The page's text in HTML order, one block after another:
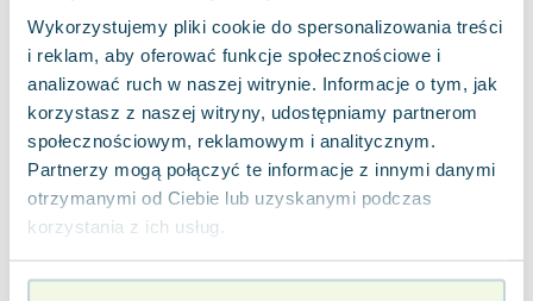
Wykorzystujemy pliki cookie do spersonalizowania treści
i reklam, aby oferować funkcje społecznościowe i
analizować ruch w naszej witrynie. Informacje o tym, jak
korzystasz z naszej witryny, udostępniamy partnerom
społecznościowym, reklamowym i analitycznym.
Partnerzy mogą połączyć te informacje z innymi danymi
otrzymanymi od Ciebie lub uzyskanymi podczas
korzystania z ich usług.
Maria Seweryn
Janina Zającówna
Eric Helms
Anna Prus (oprac.)
Nela Mała Reporterka
Agnieszka Maciąg
Barbara Wrzesińska
Virginia Woolf